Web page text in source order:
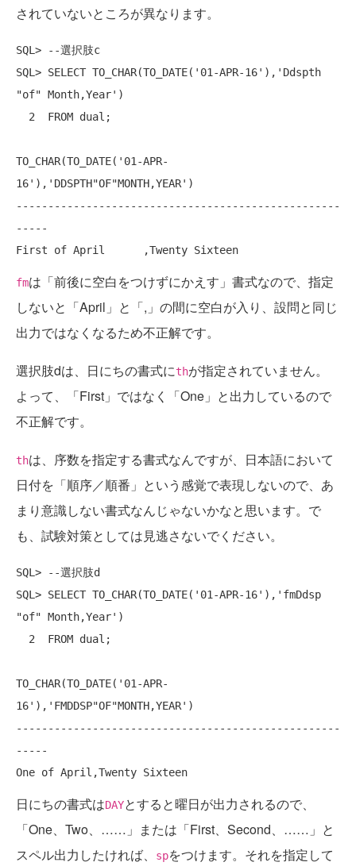
されていないところが異なります。
SQL> --選択肢c
SQL> SELECT TO_CHAR(TO_DATE('01-APR-16'),'Ddspth
"of" Month,Year')
TO_CHAR(TO_DATE('01-APR-
16'),'DDSPTH"OF"MONTH,YEAR')
---------------------------------------------------
-----
First of April      ,Twenty Sixteen
fmは「前後に空白をつけずにかえす」書式なので、指定
しないと「April」と「,」の間に空白が入り、設問と同じ
出力ではなくなるため不正解です。
選択肢dは、日にちの書式にthが指定されていません。
よって、「First」ではなく「One」と出力しているので
不正解です。
thは、序数を指定する書式なんですが、日本語において
日付を「順序／順番」という感覚で表現しないので、あ
まり意識しない書式なんじゃないかなと思います。で
も、試験対策としては見逃さないでください。
SQL> --選択肢d
SQL> SELECT TO_CHAR(TO_DATE('01-APR-16'),'fmDdsp
"of" Month,Year')
TO_CHAR(TO_DATE('01-APR-
16'),'FMDDSP"OF"MONTH,YEAR')
---------------------------------------------------
-----
One of April,Twenty Sixteen
日にちの書式はDAYとすると曜日が出力されるので、
「One、Two、……」または「First、Second、……」と
スペル出力したければ、
spをつけます。それを指定して